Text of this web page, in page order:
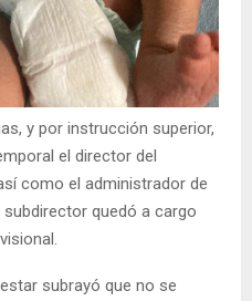
y por instrucción superior,
el director del
como el administrador de
subdirector quedó a cargo
subrayó que no se